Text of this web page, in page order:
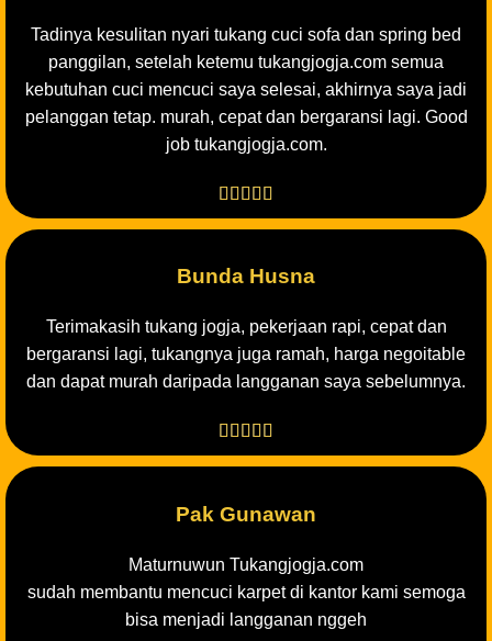
Tadinya kesulitan nyari tukang cuci sofa dan spring bed
panggilan, setelah ketemu tukangjogja.com semua
kebutuhan cuci mencuci saya selesai, akhirnya saya jadi
pelanggan tetap. murah, cepat dan bergaransi lagi. Good
job tukangjogja.com.
    
Bunda Husna
Terimakasih tukang jogja, pekerjaan rapi, cepat dan
bergaransi lagi, tukangnya juga ramah, harga negoitable
dan dapat murah daripada langganan saya sebelumnya.
    
Pak Gunawan
Maturnuwun Tukangjogja.com
sudah membantu mencuci karpet di kantor kami semoga
bisa menjadi langganan nggeh